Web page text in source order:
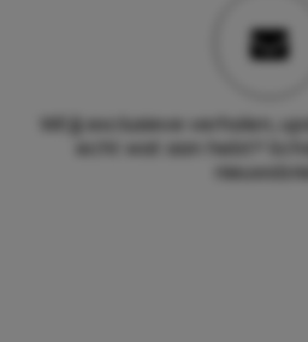
Wil jij exclusieve verhalen,
echt wat aan hebt?